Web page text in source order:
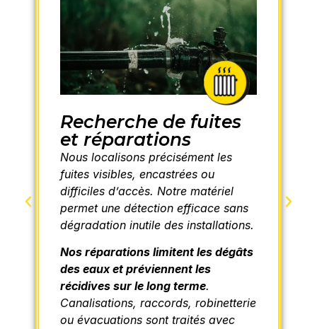
Recherche de fuites
et réparations
Nous localisons précisément les
fuites visibles, encastrées ou
difficiles d’accès. Notre matériel
permet une détection efficace sans
dégradation inutile des installations.
Nos réparations limitent les dégâts
des eaux et préviennent les
récidives sur le long terme.
Canalisations, raccords, robinetterie
ou évacuations sont traités avec